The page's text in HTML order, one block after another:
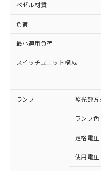
ベゼル材質
負荷
最小適用負荷
スイッチユニット構成
ランプ 照光部方
ランプ色
定格電圧
使用電圧